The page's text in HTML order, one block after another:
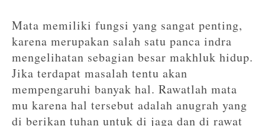
Mata memiliki fungsi yang sangat penting,
karena merupakan salah satu panca indra
mengelihatan sebagian besar makhluk hidup.
Jika terdapat masalah tentu akan
mempengaruhi banyak hal. Rawatlah mata
mu karena hal tersebut adalah anugrah yang
di berikan tuhan untuk di jaga dan di rawat